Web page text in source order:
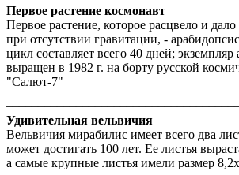
Первое растение космонавт
Первое растение, которое расцвело и
при отсутствии гравитации, -
цикл составляет всего 40 дней;
выращен в 1982 г. на борту русской
"Салют-7"
Удивительная вельвичия
Вельвичия мирабилис имеет всего два
может достигать 100 лет. Ее листья
а самые крупные листья имели размер